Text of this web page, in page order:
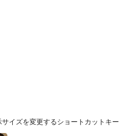
イズを変更するショートカットキー